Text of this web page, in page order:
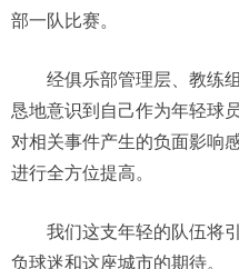
部一队比赛。
经俱乐部管理层、教练
恳地意识到自己作为年轻球
对相关事件产生的负面影响
进行全方位提高。
我们这支年轻的队伍将
负球迷和这座城市的期待。